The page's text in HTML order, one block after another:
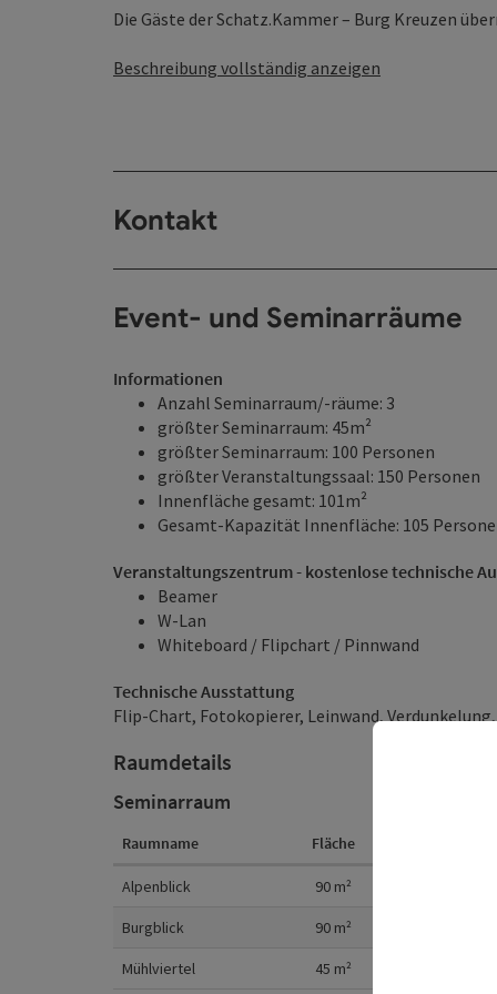
Die Gäste der Schatz.Kammer – Burg Kreuzen
Beschreibung vollständig anzeigen
Kontakt
Event- und Seminarräume
Informationen
Anzahl Seminarraum/-räume: 3
größter Seminarraum: 45m²
größter Seminarraum: 100 Personen
größter Veranstaltungssaal: 150 Personen
Innenfläche gesamt: 101m²
Gesamt-Kapazität Innenfläche: 105
Veranstaltungszentrum - kostenlose technische
Beamer
W-Lan
Whiteboard / Flipchart / Pinnwand
Technische Ausstattung
Flip-Chart, Fotokopierer, Leinwand,
Raumdetails
Seminarraum
Raumname Fläche
Alpenblick 90 m²
Burgblick 90 m²
Mühlviertel 45 m²